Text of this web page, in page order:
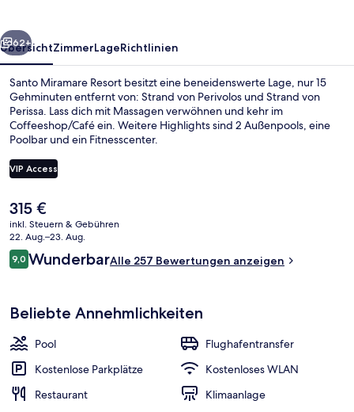
Weiter
62+
ÜbersichtZimmerLageRichtlinien
Santo Miramare Resort besitzt eine beneidenswerte Lage, nur 15
Gehminuten entfernt von: Strand von Perivolos und Strand von
Perissa. Lass dich mit Massagen verwöhnen und kehr im
Coffeeshop/Café ein. Weitere Highlights sind 2 Außenpools, eine
Poolbar und ein Fitnesscenter.
VIP Access
Der
aktuelle
Preis
beträgt
315 €.
315 €
inkl. Steuern & Gebühren
22. Aug.–23. Aug.
Bewertungen
9,09,0 von 10.
WunderbarAlle 257 Bewertungen anzeigen
Beliebte Annehmlichkeiten
Pool
Flughafentransfer
Kostenlose Parkplätze
Kostenloses WLAN
Restaurant
Klimaanlage